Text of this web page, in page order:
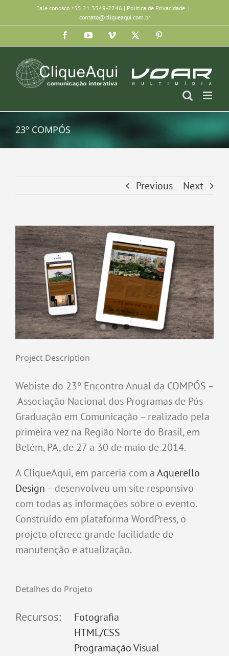
para
Fale conosco +55 21 3549-2746 | Política de Privacidade |
contato@cliqueaqui.com.br
FacebookYouTubeVimeo
23º COMPÓS
Previous Next
Project Description
Webiste do 23º Encontro Anual da COMPÓS –
Associação Nacional dos Programas de Pós-
Graduação em Comunicação – realizado pela
primeira vez na Região Norte do Brasil, em
Belém, PA, de 27 a 30 de maio de 2014.
A CliqueAqui, em parceria com aAquerello
Design – desenvolveu um site responsivo
com todas as informações sobre o evento.
Construído em plataforma WordPress, o
projeto oferece grande facilidade de
manutenção e atualização.
Detalhes do Projeto
Recursos:
Fotografia
HTML/CSS
Programação Visual